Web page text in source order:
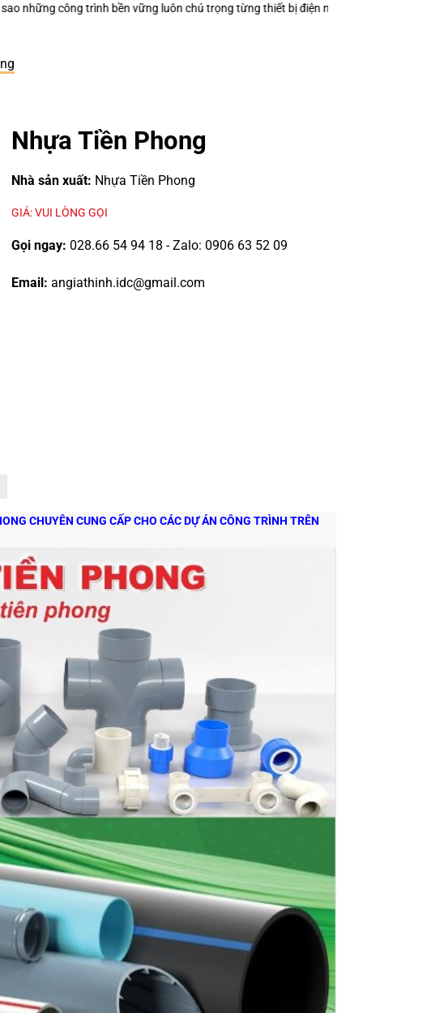
trọng từng thiết bị điện nhỏ? Keo Dán Bảo Ôn Superlon – Vì Sao Một Đường Keo
Nhựa Tiền Phong
Nhà sản xuất: Nhựa Tiền Phong
GIÁ: VUI LÒNG GỌI
Gọi ngay: 028.66 54 94 18 - Zalo: 0906 63 52 09
Email: angiathinh.idc@gmail.com
CHUYÊN CUNG CẤP CHO CÁC DỰ ÁN CÔNG TRÌNH TRÊN